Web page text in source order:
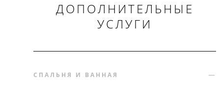
ДОПОЛНИТЕЛЬНЫЕ
УСЛУГИ
СПАЛЬНЯ И ВАННАЯ